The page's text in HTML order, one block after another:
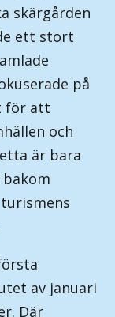
skärgården
ett stort
på
för att
och
är bara
av januari
Där